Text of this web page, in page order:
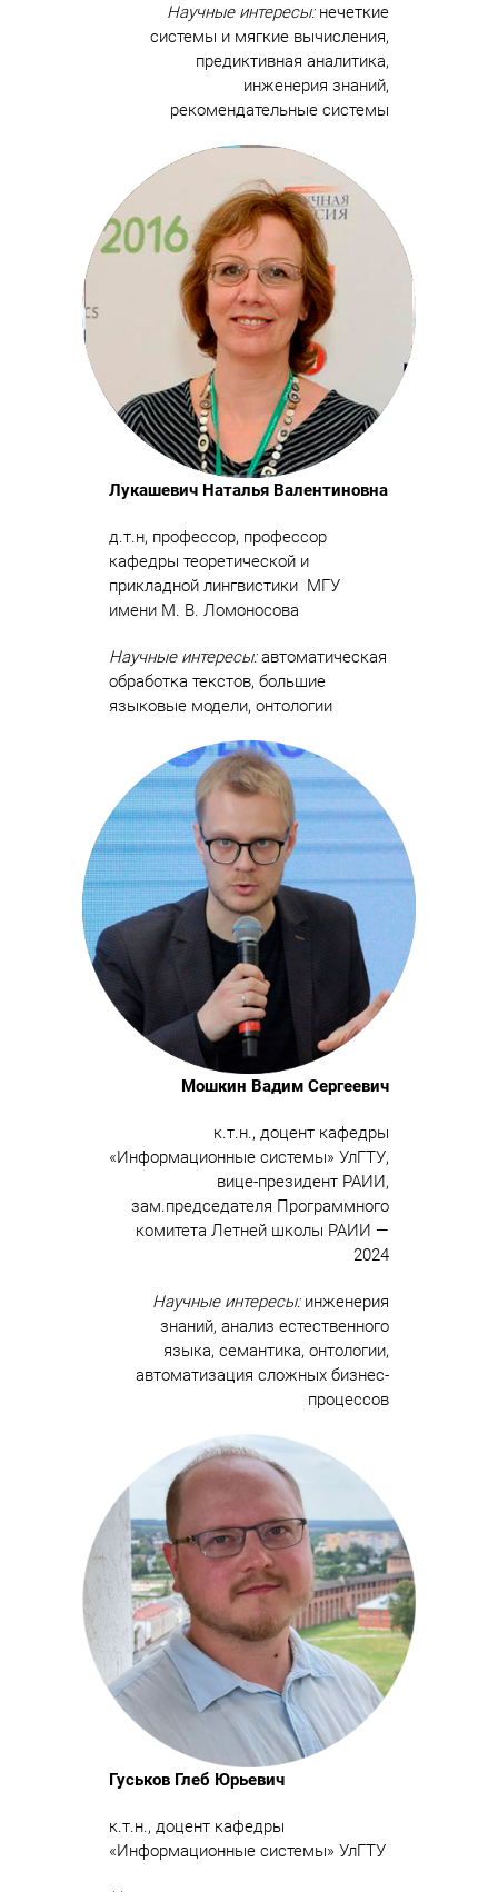
Научные интересы:нечеткие
системы и мягкие вычисления,
предиктивная аналитика,
инженерия знаний,
рекомендательные системы
Лукашевич Наталья Валентиновна
д.т.н, профессор, профессор
кафедры теоретической и
прикладной лингвистики МГУ
имени М. В. Ломоносова
Научные интересы:автоматическая
обработка текстов, большие
языковые модели, онтологии
Мошкин Вадим Сергеевич
к.т.н., доцент кафедры
«Информационные системы» УлГТУ,
вице-президент РАИИ,
зам.председателя Программного
комитета Летней школы РАИИ —
2024
Научные интересы: инженерия
знаний, анализ естественного
языка, семантика, онтологии,
автоматизация сложных бизнес-
процессов
Гуськов Глеб Юрьевич
к.т.н., доцент кафедры
«Информационные системы» УлГТУ